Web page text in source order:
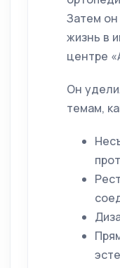
Затем
жизнь в
центре
Он
темам,